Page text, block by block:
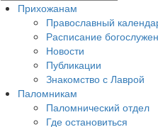
Прихожанам
Православный
Расписание
Новости
Публикации
Знакомство с Лаврой
Паломникам
Паломнический отдел
Где остановиться